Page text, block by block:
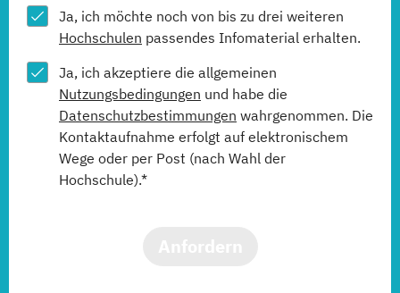
Ja, ich möchte noch von bis zu drei weiteren
Hochschulen passendes Infomaterial erhalten.
Ja, ich akzeptiere die allgemeinen
Nutzungsbedingungen und habe die
Datenschutzbestimmungen wahrgenommen. Die
Kontaktaufnahme erfolgt auf elektronischem
Wege oder per Post (nach Wahl der
Hochschule).*